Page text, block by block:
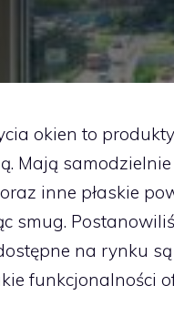
okien to
Mają samodzielnie
inne płaskie
smug.
na rynku
funkcjonalności